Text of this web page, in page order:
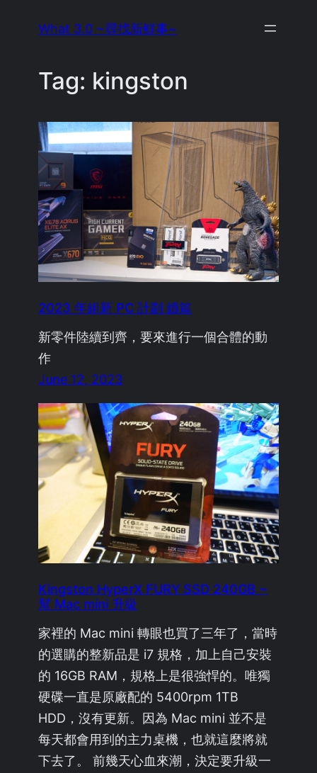
What 3.0 ~尋找新鮮事~
Tag: kingston
2023 年組新 PC 計劃 續篇
新零件陸續到齊，要來進行一個合體的動
作
June 12, 2023
Kingston HyperX FURY SSD 240GB ~
幫 Mac mini 升級
家裡的 Mac mini 轉眼也買了三年了，當時
的選購的整新品是 i7 規格，加上自己安裝
的 16GB RAM，規格上是很強悍的。唯獨
硬碟一直是原廠配的 5400rpm 1TB
HDD，沒有更新。因為 Mac mini 並不是
每天都會用到的主力桌機，也就這麼將就
下去了。 前幾天心血來潮，決定要升級一